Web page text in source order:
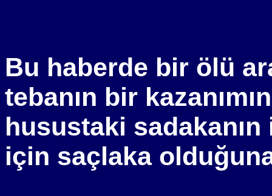
Bu haberde bir ölü
tebanın bir
husustaki
için saçlaka